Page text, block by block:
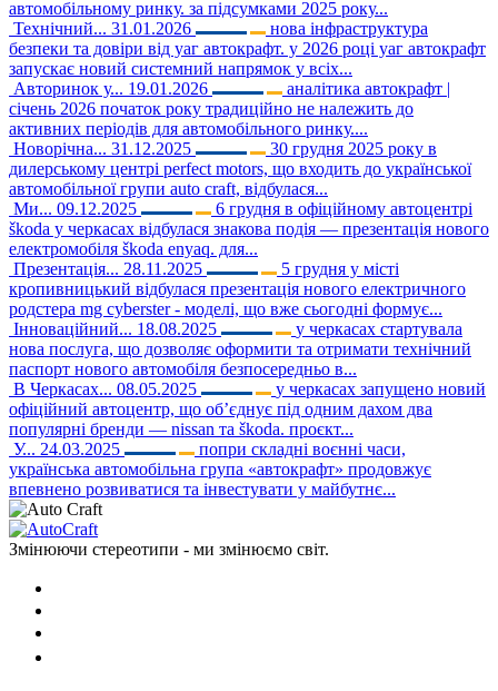
автомобільному ринку. за підсумками 2025 року...
Технічний... 31.01.2026
нова інфраструктура
безпеки та довіри від уаг автокрафт. у 2026 році уаг автокрафт
запускає новий системний напрямок у всіх...
Авторинок у... 19.01.2026
аналітика автокрафт |
січень 2026 початок року традиційно не належить до
активних періодів для автомобільного ринку....
Новорічна... 31.12.2025
30 грудня 2025 року в
дилерському центрі perfect motors, що входить до української
автомобільної групи auto craft, відбулася...
Ми... 09.12.2025
6 грудня в офіційному автоцентрі
škoda у черкасах відбулася знакова подія — презентація нового
електромобіля škoda enyaq. для...
Презентація... 28.11.2025
5 грудня у місті
кропивницький відбулася презентація нового електричного
родстера mg cyberster - моделі, що вже сьогодні формує...
Інноваційний... 18.08.2025
у черкасах стартувала
нова послуга, що дозволяє оформити та отримати технічний
паспорт нового автомобіля безпосередньо в...
В Черкасах... 08.05.2025
у черкасах запущено новий
офіційний автоцентр, що об’єднує під одним дахом два
популярні бренди — nissan та škoda. проєкт...
У... 24.03.2025
попри складні воєнні часи,
українська автомобільна група «автокрафт» продовжує
впевнено розвиватися та інвестувати у майбутнє...
Змінюючи стереотипи - ми змінюємо світ.